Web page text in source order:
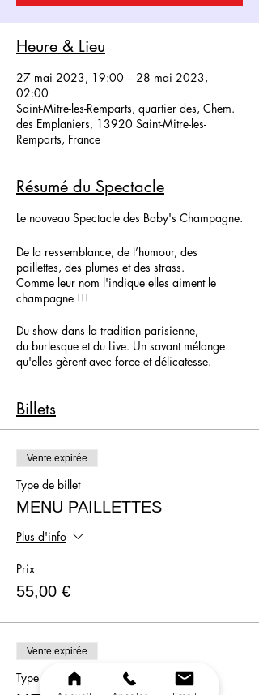
Heure & Lieu
27 mai 2023, 19:00 – 28 mai 2023,
02:00
Saint-Mitre-les-Remparts, quartier des, Chem.
des Emplaniers, 13920 Saint-Mitre-les-
Remparts, France
Résumé du Spectacle
Le nouveau Spectacle des Baby's Champagne.
De la ressemblance, de l’humour, des
paillettes, des plumes et des strass.
Comme leur nom l'indique elles aiment le
champagne !!!
Du show dans la tradition parisienne,
du burlesque et du Live. Un savant mélange
qu'elles gèrent avec force et délicatesse.
....elles rivalisent d'improvisation et elles
Billets
Vente expirée
Type de billet
MENU PAILLETTES
Plus d'info
Prix
55,00 €
Vente expirée
Type de billet